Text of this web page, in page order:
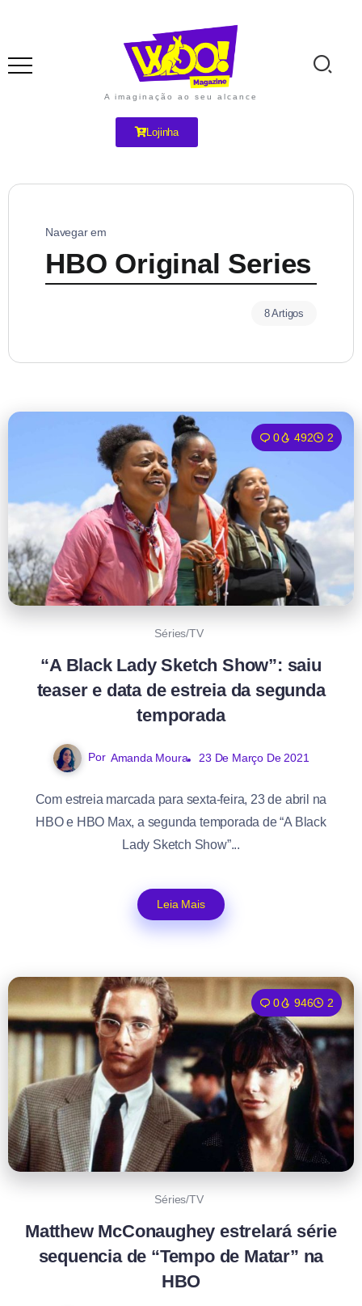
A imaginação ao seu alcance
Lojinha
Navegar em
HBO Original Series
8 Artigos
0 492 2
Séries/TV
“A Black Lady Sketch Show”: saiu
teaser e data de estreia da segunda
temporada
Por Amanda Moura 23 De Março De 2021
Com estreia marcada para sexta-feira, 23 de abril na
HBO e HBO Max, a segunda temporada de “A Black
Lady Sketch Show”...
Leia Mais
0 946 2
Séries/TV
Matthew McConaughey estrelará série
sequencia de “Tempo de Matar” na
HBO